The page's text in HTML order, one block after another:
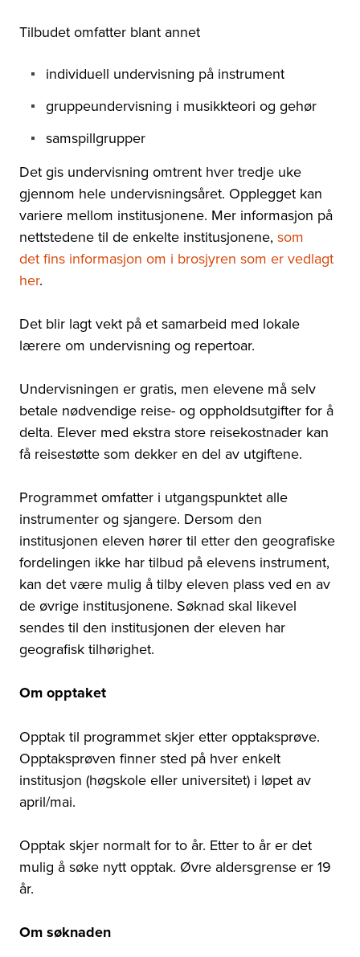
Tilbudet omfatter blant annet
individuell undervisning på instrument
gruppeundervisning i musikkteori og gehør
samspillgrupper
Det gis undervisning omtrent hver tredje uke
gjennom hele undervisningsåret. Opplegget kan
variere mellom institusjonene. Mer informasjon på
nettstedene til de enkelte institusjonene, som
det fins informasjon om i brosjyren som er vedlagt
her.
Det blir lagt vekt på et samarbeid med lokale
lærere om undervisning og repertoar.
Undervisningen er gratis, men elevene må selv
betale nødvendige reise- og oppholdsutgifter for å
delta. Elever med ekstra store reisekostnader kan
få reisestøtte som dekker en del av utgiftene.
Programmet omfatter i utgangspunktet alle
instrumenter og sjangere. Dersom den
institusjonen eleven hører til etter den geografiske
fordelingen ikke har tilbud på elevens instrument,
kan det være mulig å tilby eleven plass ved en av
de øvrige institusjonene. Søknad skal likevel
sendes til den institusjonen der eleven har
geografisk tilhørighet.
Om opptaket
Opptak til programmet skjer etter opptaksprøve.
Opptaksprøven finner sted på hver enkelt
institusjon (høgskole eller universitet) i løpet av
april/mai.
Opptak skjer normalt for to år. Etter to år er det
mulig å søke nytt opptak. Øvre aldersgrense er 19
år.
Om søknaden